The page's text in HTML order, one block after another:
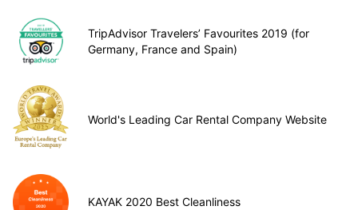
TripAdvisor Travelers’ Favourites 2019 (for
Germany, France and Spain)
World's Leading Car Rental Company Website
KAYAK 2020 Best Cleanliness